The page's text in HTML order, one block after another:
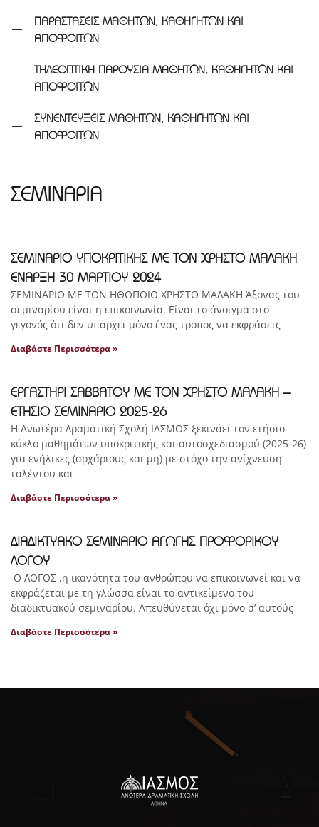
ΠΑΡΑΣΤΑΣΕΙΣ ΜΑΘΗΤΩΝ, ΚΑΘΗΓΗΤΩΝ ΚΑΙ
ΑΠΟΦΟΙΤΩΝ
ΤΗΛΕΟΠΤΙΚΗ ΠΑΡΟΥΣΙΑ ΜΑΘΗΤΩΝ, ΚΑΘΗΓΗΤΩΝ ΚΑΙ
ΑΠΟΦΟΙΤΩΝ
ΣΥΝΕΝΤΕΥΞΕΙΣ ΜΑΘΗΤΩΝ, ΚΑΘΗΓΗΤΩΝ ΚΑΙ
ΑΠΟΦΟΙΤΩΝ
ΣΕΜΙΝΑΡΙΑ
ΣΕΜΙΝΑΡΙΟ ΥΠΟΚΡΙΤΙΚΗΣ ΜΕ ΤΟΝ ΧΡΗΣΤΟ ΜΑΛΑΚΗ
ΕΝΑΡΞΗ 30 ΜΑΡΤΙΟΥ 2024
ΣΕΜΙΝΑΡΙΟ ΜΕ ΤΟΝ ΗΘΟΠΟΙΟ ΧΡΗΣΤΟ ΜΑΛΑΚΗ Άξονας του
σεμιναρίου είναι η επικοινωνία. Είναι το άνοιγμα στο
γεγονός ότι δεν υπάρχει μόνο ένας τρόπος να εκφράσεις
Διαβάστε Περισσότερα »
ΕΡΓΑΣΤΗΡΙ ΣΑΒΒΑΤΟΥ ΜΕ ΤΟΝ ΧΡΗΣΤΟ ΜΑΛΑΚΗ –
ΕΤΗΣΙΟ ΣΕΜΙΝΑΡΙΟ 2025-26
Η Ανωτέρα Δραματική Σχολή ΙΑΣΜΟΣ ξεκινάει τον ετήσιο
κύκλο μαθημάτων υποκριτικής και αυτοσχεδιασμού (2025-26)
για ενήλικες (αρχάριους και μη) με στόχο την ανίχνευση
ταλέντου και
Διαβάστε Περισσότερα »
ΔΙΑΔΙΚΤΥΑΚΟ ΣΕΜΙΝΑΡΙΟ ΑΓΩΓΗΣ ΠΡΟΦΟΡΙΚΟΥ
ΛΟΓΟΥ
Ο ΛΟΓΟΣ ,η ικανότητα του ανθρώπου να επικοινωνεί και να
εκφράζεται με τη γλώσσα είναι το αντικείμενο του
διαδικτυακού σεμιναρίου. Απευθύνεται όχι μόνο σ’ αυτούς
Διαβάστε Περισσότερα »